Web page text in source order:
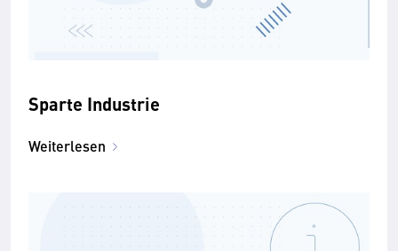
Sparte Industrie
Weiterlesen